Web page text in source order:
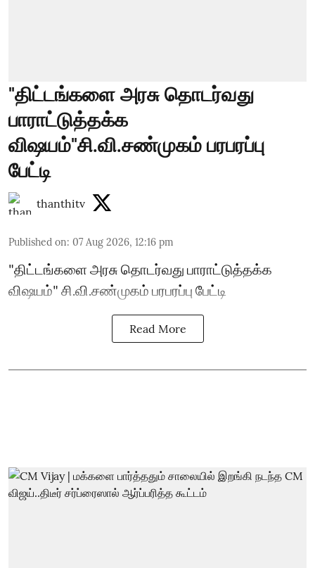
"திட்டங்களை அரசு தொடர்வது
பாராட்டுத்தக்க
விஷயம்"சி.வி.சண்முகம் பரபரப்பு
பேட்டி
thanthitv
Published on: 07 Aug 2026, 12:16 pm
"திட்டங்களை அரசு தொடர்வது பாராட்டுத்தக்க
விஷயம்" சி.வி.சண்முகம் பரபரப்பு பேட்டி
Read More